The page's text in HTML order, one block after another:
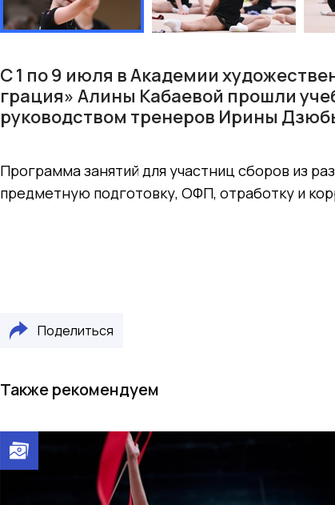
С 1 по 9 июля в Академии
грация» Алины Кабаевой прошли
руководством тренеров Ирины
Программа занятий для участниц сборов из
предметную подготовку, ОФП, отработку и
Поделиться
Также рекомендуем